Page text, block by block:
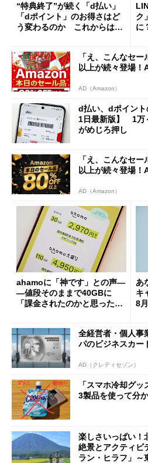
“特典終了”が続く「d払い」
「dポイント」のお得さはど
う変わるのか これからは
ク
に
「え、こんなセ
以上が続々登場！
AD（Amazon）
d払い、dポイント
1日最新版】 1万
がめじろ押し
「え、こんなセ
以上が続々登場！
AD（Amazon）
ahamoに「神です」との声―
―値段そのままで40GBに
「課金されたのかと思った」
あ
キ
8
全経営者・個人事
パのビジネスカー
AD（クレディセゾン）
「スマホ冷却グ
3製品を使って分
楽しさいっぱい！
絶景とアクティビ
ラン・ヒラフ」～